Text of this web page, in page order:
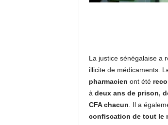
La justice sénégalaise a
illicite de médicaments.
pharmacien ont été
à deux ans de prison,
CFA chacun . Il a
confiscation de tout le